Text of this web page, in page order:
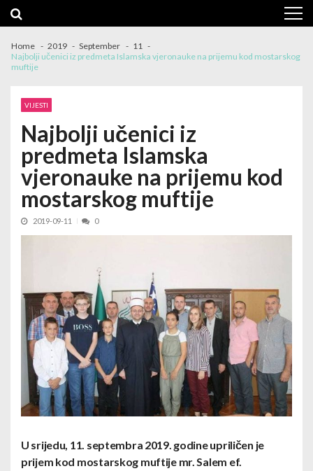
navigation
content
Home 2019 September
11
Najbolji učenici iz predmeta Islamska vjeronauke na prijemu kod mostarskog
muftije
VIJESTI
Najbolji učenici iz
predmeta Islamska
vjeronauke na prijemu kod
mostarskog muftije
2019-09-11 0
U srijedu, 11. septembra 2019. godine upriličen je
prijem kod mostarskog muftije mr. Salem ef.